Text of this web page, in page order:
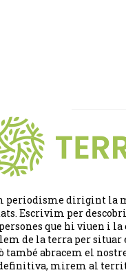
periodisme dirigint la
Escrivim per
que hi viuen i
de la terra per
també abracem el
mirem al